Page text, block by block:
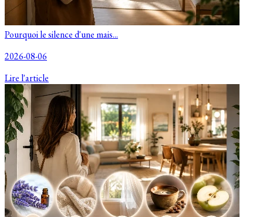
Pourquoi le silence d'une mais...
2026-08-06
Lire l'article